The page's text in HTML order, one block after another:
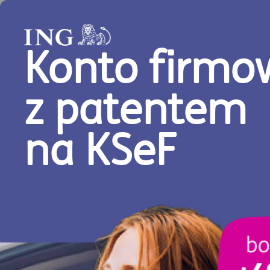
Menu główne serwisu
E-commerce
Prowadzisz sklep internetowy lub pozyskujesz
maksymalnie wykorzystać dane z Google
stroną internetową lepiej niż konkurencja.